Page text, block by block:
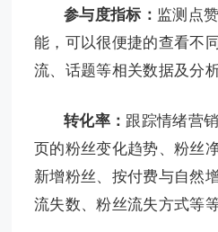
参与度指标： 监测点
能，可以很便捷的查看不
流、话题等相关数据及分析
转化率： 跟踪情绪营
页的粉丝变化趋势、粉丝
新增粉丝、按付费与自然
流失数、粉丝流失方式等等